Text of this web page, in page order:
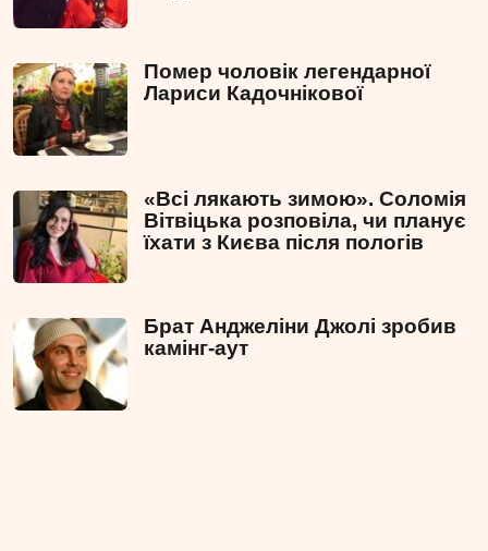
Помер чоловік легендарної
Лариси Кадочнікової
«Всі лякають зимою». Соломія
Вітвіцька розповіла, чи планує
їхати з Києва після пологів
Брат Анджеліни Джолі зробив
камінг-аут